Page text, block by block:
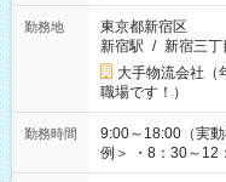
勤務地
東京都新宿区
新宿駅 / 新宿三丁
大手物流会社（
職場です！）
勤務時間
9:00～18:00（実動8時間） 希望の時間帯を選
例＞ ・8：30～12
・13：00～22：